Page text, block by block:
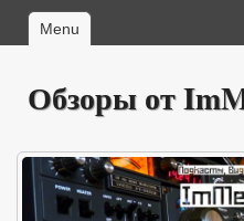
Menu
Обзоры от